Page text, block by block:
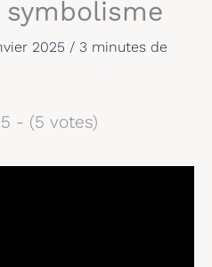
2025 / 3 minutes de
- (5 votes)